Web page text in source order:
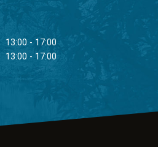
13:00 - 17:00
13:00 - 17:00